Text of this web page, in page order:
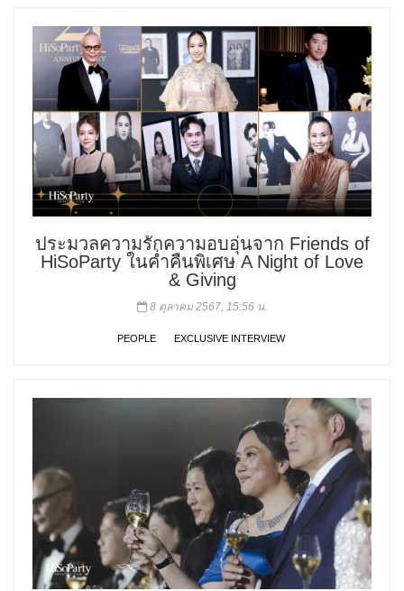
ประมวลความรักความอบอุ่นจาก Friends of
HiSoParty ในค่ำคืนพิเศษ A Night of Love
& Giving
8 ตุลาคม 2567, 15:56 น.
PEOPLE EXCLUSIVE INTERVIEW